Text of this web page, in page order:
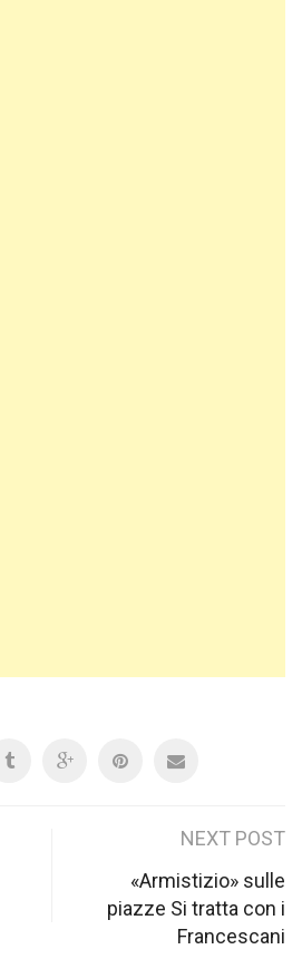
NEXT POST
«Armistizio» sulle
piazze Si tratta con i
Francescani